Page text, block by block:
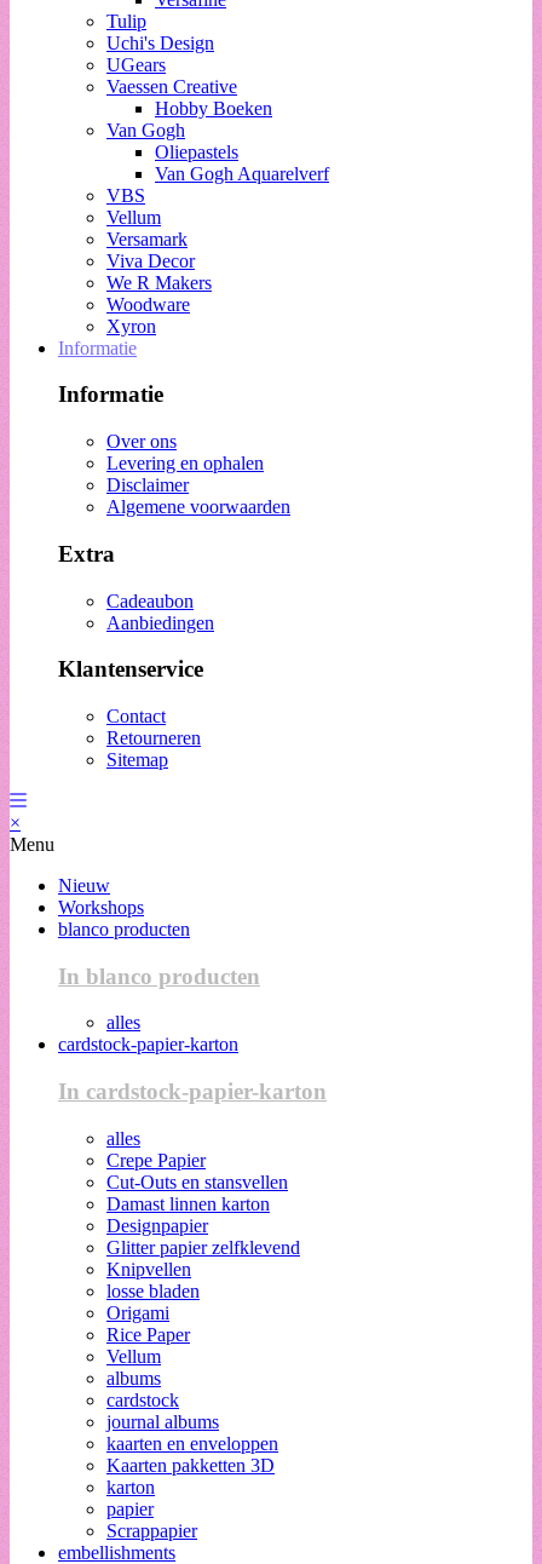
Tulip
Uchi's Design
UGears
Vaessen Creative
Hobby Boeken
Van Gogh
Oliepastels
Van Gogh Aquarelverf
VBS
Vellum
Versamark
Viva Decor
We R Makers
Woodware
Xyron
Informatie
Informatie
Over ons
Levering en ophalen
Disclaimer
Algemene voorwaarden
Extra
Cadeaubon
Aanbiedingen
Klantenservice
Contact
Retourneren
Sitemap
×
Menu
Nieuw
Workshops
blanco producten
In blanco producten
alles
cardstock-papier-karton
In cardstock-papier-karton
alles
Crepe Papier
Cut-Outs en stansvellen
Damast linnen karton
Designpapier
Glitter papier zelfklevend
Knipvellen
losse bladen
Origami
Rice Paper
Vellum
albums
cardstock
journal albums
kaarten en enveloppen
Kaarten pakketten 3D
karton
papier
Scrappapier
embellishments